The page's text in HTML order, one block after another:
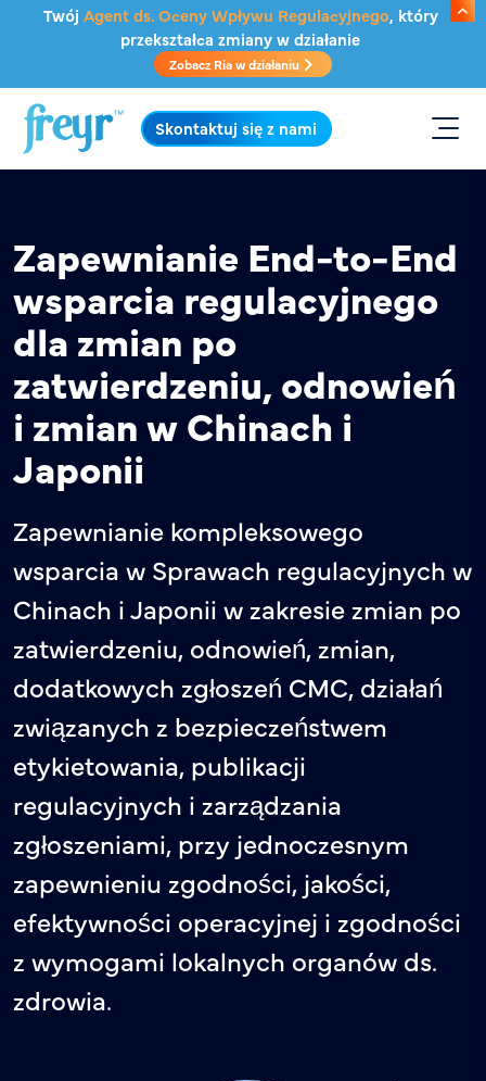
Przejdź do głównej treści
Twój Agent ds. Oceny Wpływu Regulacyjnego, który
przekształca zmiany w działanie
Zobacz Ria w działaniu
.
Skontaktuj się z nami
Zapewnianie End-to-End
wsparcia regulacyjnego
dla zmian po
zatwierdzeniu, odnowień
i zmian w Chinach i
Japonii
Zapewnianie kompleksowego
wsparcia w Sprawach regulacyjnych w
Chinach i Japonii w zakresie zmian po
zatwierdzeniu, odnowień, zmian,
dodatkowych zgłoszeń CMC, działań
związanych z bezpieczeństwem
etykietowania, publikacji
regulacyjnych i zarządzania
zgłoszeniami, przy jednoczesnym
zapewnieniu zgodności, jakości,
efektywności operacyjnej i zgodności
z wymogami lokalnych organów ds.
zdrowia.